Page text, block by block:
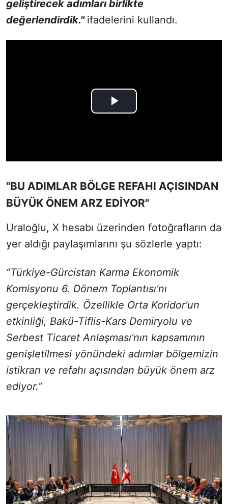
geliştirecek adımları birlikte
değerlendirdik." ifadelerini kullandı.
"BU ADIMLAR BÖLGE REFAHI AÇISINDAN
BÜYÜK ÖNEM ARZ EDİYOR"
Uraloğlu, X hesabı üzerinden fotoğrafların da
yer aldığı paylaşımlarını şu sözlerle yaptı:
“Türkiye-Gürcistan Karma Ekonomik
Komisyonu 6. Dönem Toplantısı'nı
gerçekleştirdik. Özellikle Orta Koridor'un
etkinliği, Bakü-Tiflis-Kars Demiryolu ve
Serbest Ticaret Anlaşması'nın kapsamının
genişletilmesi yönündeki adımlar bölgemizin
istikrarı ve refahı açısından büyük önem arz
ediyor.”